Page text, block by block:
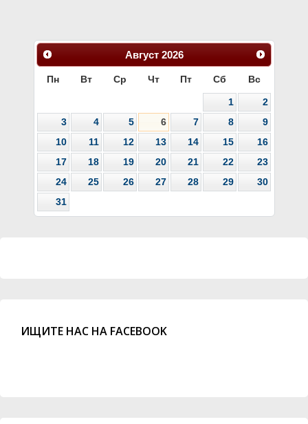
Август 2026
Пн Вт Ср Чт Пт Сб Вс
1
2
3
4 5 6 7 8
9
10
11 12 13 14 15
16
17
18 19 20 21 22
23
24
25 26 27 28 29
30
31
ИЩИТЕ НАС НА FACEBOOK